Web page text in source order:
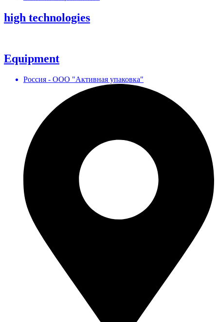
high technologies
Equipment
Россия - ООО "Активная упаковка"